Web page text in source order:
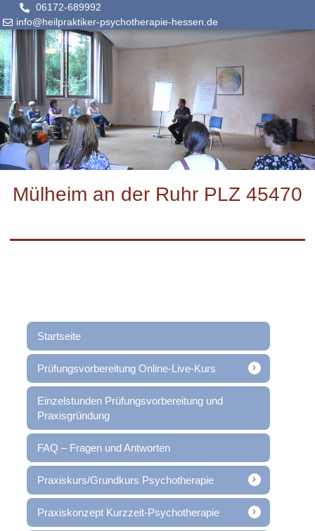
06172-689992
info@heilpraktiker-psychotherapie-hessen.de
Mülheim an der Ruhr PLZ 45470
Startseite
Prüfungsvorbereitung Online-Live-Kurs
Einzelstunden Prüfungsvorbereitung und
Praxisgründung
FAQ – Fragen und Antworten
Praxiskurs/Grundkurs Psychotherapie
Praxiskonzept Kurzzeit-Psychotherapie